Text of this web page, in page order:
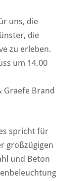
uns, die
die
zu erleben.
um 14.00
Graefe Brand
spricht für
großzügigen
und Beton